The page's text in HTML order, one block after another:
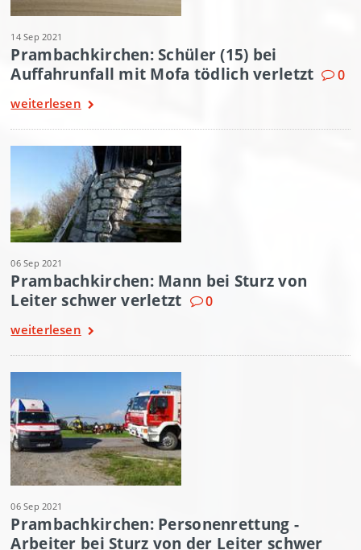
14 Sep 2021
Prambachkirchen: Schüler (15) bei
Auffahrunfall mit Mofa tödlich verletzt
0
weiterlesen
06 Sep 2021
Prambachkirchen: Mann bei Sturz von
Leiter schwer verletzt
0
weiterlesen
06 Sep 2021
Prambachkirchen: Personenrettung -
Arbeiter bei Sturz von der Leiter schwer